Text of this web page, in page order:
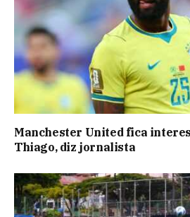
Manchester United fica
Thiago, diz jornalista